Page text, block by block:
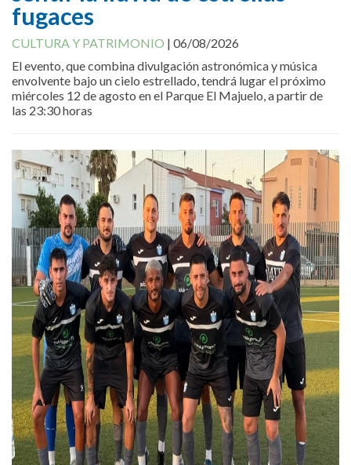
fugaces
CULTURA Y PATRIMONIO | 06/08/2026
El evento, que combina divulgación astronómica y música
envolvente bajo un cielo estrellado, tendrá lugar el próximo
miércoles 12 de agosto en el Parque El Majuelo, a partir de
las 23:30 horas